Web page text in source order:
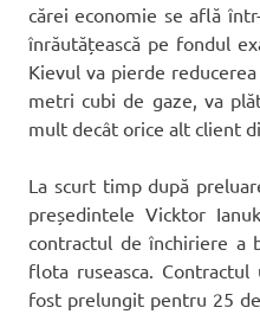
cărei economie se află
înrăutățească pe fondul
Kievul va pierde
metri cubi de gaze, va
mult decât orice alt client
La scurt timp după
președintele Vicktor
contractul de închiriere a
flota ruseasca.
fost prelungit pentru 25